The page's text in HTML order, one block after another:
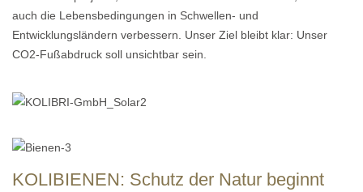
auch die Lebensbedingungen in Schwellen- und
Entwicklungsländern verbessern. Unser Ziel bleibt klar: Unser
CO2-Fußabdruck soll unsichtbar sein.
KOLIBIENEN: Schutz der Natur beginnt